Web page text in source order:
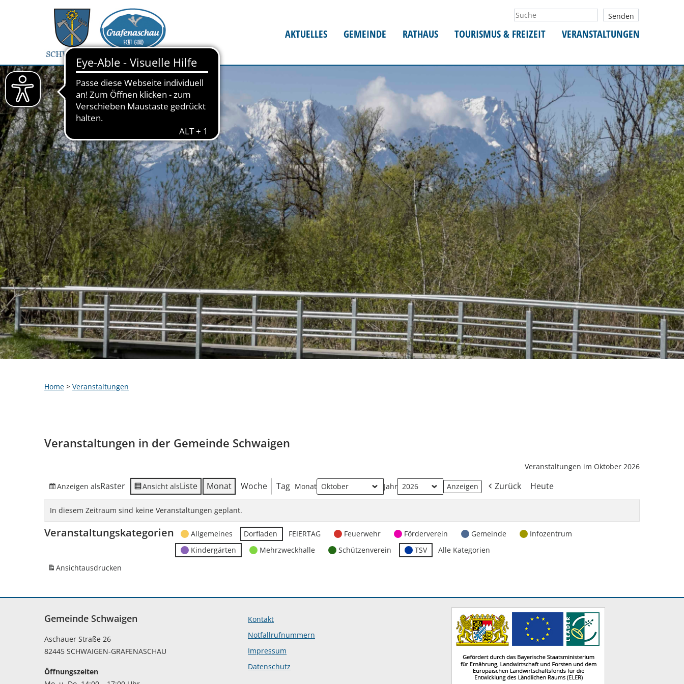
AKTUELLES GEMEINDE RATHAUS TOURISMUS & FREIZEIT VERANSTALTUNGEN
Home > Veranstaltungen
Veranstaltungen in der Gemeinde Schwaigen
Veranstaltungen im Oktober 2026
Anzeigen alsRaster Ansicht alsListe Monat Woche Tag Monat Jahr Zurück Heute
In diesem Zeitraum sind keine Veranstaltungen geplant.
Veranstaltungskategorien Allgemeines Dorfladen FEIERTAG Feuerwehr Förderverein Gemeinde
Infozentrum
Kindergärten
Mehrzweckhalle Schützenverein TSV
Alle Kategorien
Ansichtausdrucken
Gemeinde Schwaigen
Aschauer Straße 26
82445 SCHWAIGEN-GRAFENASCHAU
Öffnungszeiten
Kontakt
Notfallrufnummern
Impressum
Datenschutz